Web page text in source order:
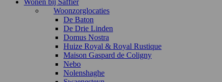
Wonen bij Saffier
Woonzorglocaties
De Baton
De Drie Linden
Domus Nostra
Huize Royal & Royal Rustique
Maison Gaspard de Coligny
Nebo
Nolenshaghe